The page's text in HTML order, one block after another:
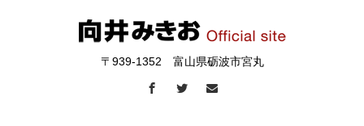
〒939-1352 富山県砺波市宮丸